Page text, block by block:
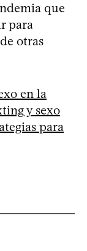
que
para
otras
en la
y sexo
para